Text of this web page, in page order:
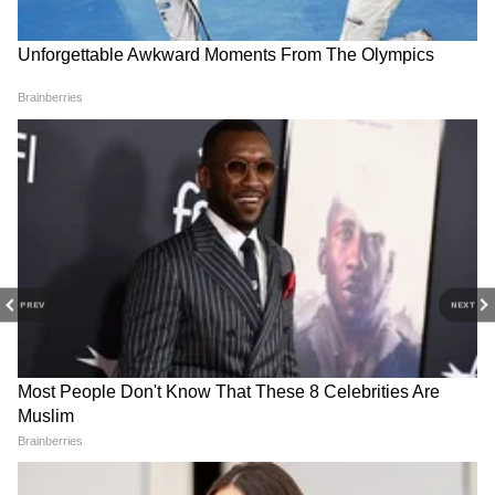
PREV NEXT
Related Articles
Panchang Today: ९ मे २०२६, सूर्यदेवाची पूजा करा;
जाणून घ्या शुभ-अशुभ वेळ आणि राहुकाळ
RECOMMENDED STORIES